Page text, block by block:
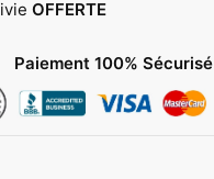
OFFERTE
Paiement 100% Sécurisé